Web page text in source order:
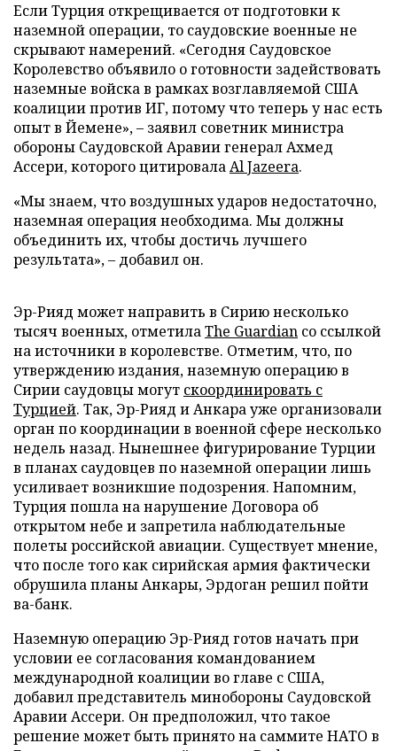
Если Турция открещивается от подготовки к
наземной операции, то саудовские военные не
скрывают намерений. «Сегодня Саудовское
Королевство объявило о готовности задействовать
наземные войска в рамках возглавляемой США
коалиции против ИГ, потому что теперь у нас есть
опыт в Йемене», – заявил советник министра
обороны Саудовской Аравии генерал Ахмед
Ассери, которого цитировалаAl Jazeera.
«Мы знаем, что воздушных ударов недостаточно,
наземная операция необходима. Мы должны
объединить их, чтобы достичь лучшего
результата», – добавил он.
Эр-Рияд может направить в Сирию несколько
тысяч военных, отметилаThe Guardian со ссылкой
на источники в королевстве. Отметим, что, по
утверждению издания, наземную операцию в
Сирии саудовцы могут скоординировать с
Турцией. Так, Эр-Рияд и Анкара уже организовали
орган по координации в военной сфере несколько
недель назад. Нынешнее фигурирование Турции
в планах саудовцев по наземной операции лишь
усиливает возникшие подозрения. Напомним,
Турция пошла на нарушение Договора об
открытом небе и запретила наблюдательные
полеты российской авиации. Существует мнение,
что после того как сирийская армия фактически
обрушила планы Анкары, Эрдоган решил пойти
ва-банк.
Наземную операцию Эр-Рияд готов начать при
условии ее согласования командованием
международной коалиции во главе с США,
добавил представитель минобороны Саудовской
Аравии Ассери. Он предположил, что такое
решение может быть принято на саммите НАТО в